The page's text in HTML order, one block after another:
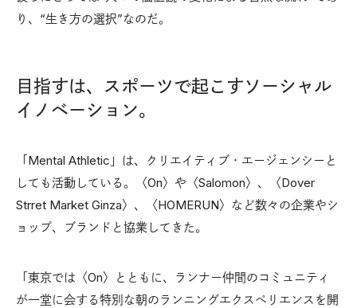
り、“生き方の選択”なのだ。
目指すは、スポーツで起こすソーシャル
イノベーション。
「Mental Athletic」は、クリエイティブ・エージェンシーと
しても活動している。〈On〉や〈Salomon〉、〈Dover
Strret Market Ginza〉、〈HOMERUN〉など数々の企業やシ
ョップ、ブランドと協業してきた。
「東京では〈On〉とともに、ランナー仲間のコミュニティ
が一堂に会する特別な朝のランニングエクスペリエンスを開